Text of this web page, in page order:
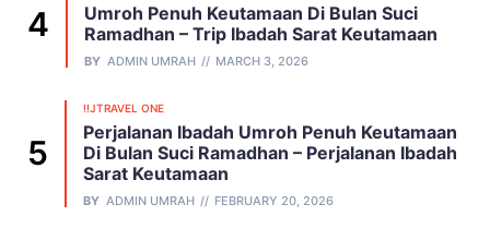
Umroh Penuh Keutamaan Di Bulan Suci
Ramadhan – Trip Ibadah Sarat Keutamaan
BY ADMIN UMRAH MARCH 3, 2026
!!JTRAVEL ONE
Perjalanan Ibadah Umroh Penuh Keutamaan
Di Bulan Suci Ramadhan – Perjalanan Ibadah
Sarat Keutamaan
BY ADMIN UMRAH FEBRUARY 20, 2026